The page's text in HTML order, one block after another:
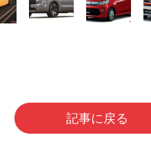
記事に戻る